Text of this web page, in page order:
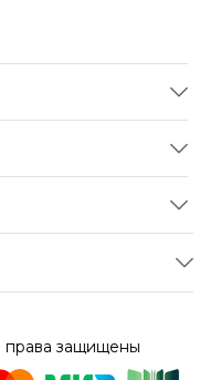
права защищены